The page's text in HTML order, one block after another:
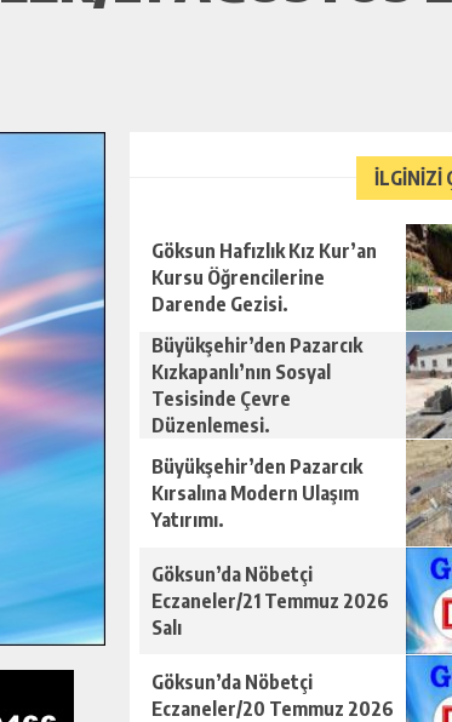
İLGİNİZİ
Göksun Hafızlık Kız Kur’an
Kursu Öğrencilerine
Darende Gezisi.
Büyükşehir’den Pazarcık
Kızkapanlı’nın Sosyal
Tesisinde Çevre
Düzenlemesi.
Büyükşehir’den Pazarcık
Kırsalına Modern Ulaşım
Yatırımı.
Göksun’da Nöbetçi
Eczaneler/21 Temmuz 2026
Salı
Göksun’da Nöbetçi
Eczaneler/20 Temmuz 2026